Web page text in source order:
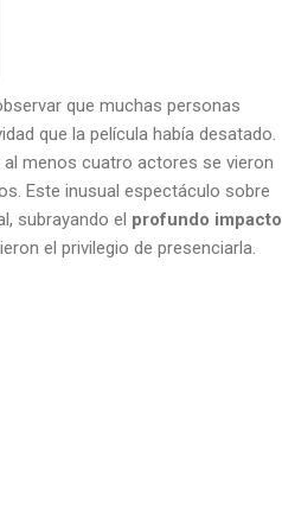
que muchas personas
que la película había desatado.
menos cuatro actores se vieron
Este inusual espectáculo sobre
subrayando el profundo impacto
el privilegio de presenciarla.